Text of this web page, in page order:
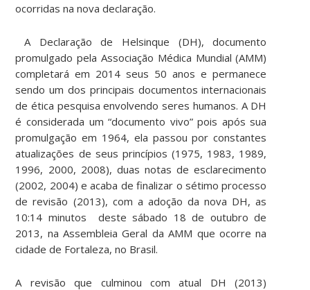
ocorridas na nova declaração.
A Declaração de Helsinque (DH), documento
promulgado pela Associação Médica Mundial (AMM)
completará em 2014 seus 50 anos e permanece
sendo um dos principais documentos internacionais
de ética pesquisa envolvendo seres humanos. A DH
é considerada um “documento vivo” pois após sua
promulgação em 1964, ela passou por constantes
atualizações de seus princípios (1975, 1983, 1989,
1996, 2000, 2008), duas notas de esclarecimento
(2002, 2004) e acaba de finalizar o sétimo processo
de revisão (2013), com a adoção da nova DH, as
10:14 minutos deste sábado 18 de outubro de
2013, na Assembleia Geral da AMM que ocorre na
cidade de Fortaleza, no Brasil.
A revisão que culminou com atual DH (2013)